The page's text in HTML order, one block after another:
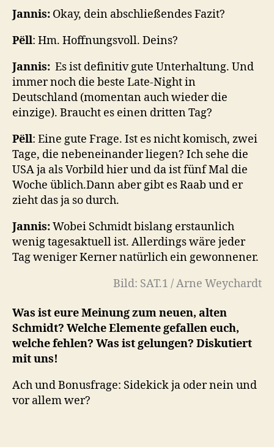
Jannis: Okay, dein abschließendes Fazit?
Pëll: Hm. Hoffnungsvoll. Deins?
Jannis: Es ist definitiv gute Unterhaltung. Und
immer noch die beste Late-Night in
Deutschland (momentan auch wieder die
einzige). Braucht es einen dritten Tag?
Pëll: Eine gute Frage. Ist es nicht komisch, zwei
Tage, die nebeneinander liegen? Ich sehe die
USA ja als Vorbild hier und da ist fünf Mal die
Woche üblich.Dann aber gibt es Raab und er
zieht das ja so durch.
Jannis:Wobei Schmidt bislang erstaunlich
wenig tagesaktuell ist. Allerdings wäre jeder
Tag weniger Kerner natürlich ein gewonnener.
Bild: SAT.1 / Arne Weychardt
Was ist eure Meinung zum neuen, alten
Schmidt? Welche Elemente gefallen euch,
welche fehlen? Was ist gelungen? Diskutiert
mit uns!
Ach und Bonusfrage: Sidekick ja oder nein und
vor allem wer?